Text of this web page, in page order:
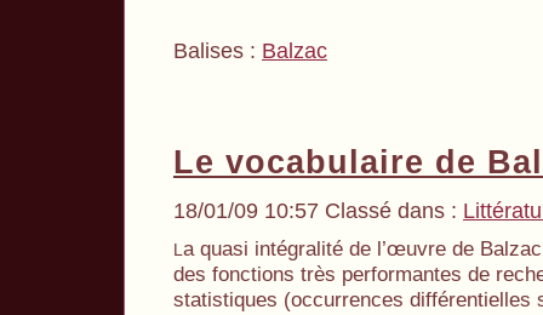
Balises : Balzac
Le vocabulaire de
18/01/09 10:57 Classé dans :
La quasi intégralité de l’œuvre de
des fonctions très performantes de
statistiques (occurrences